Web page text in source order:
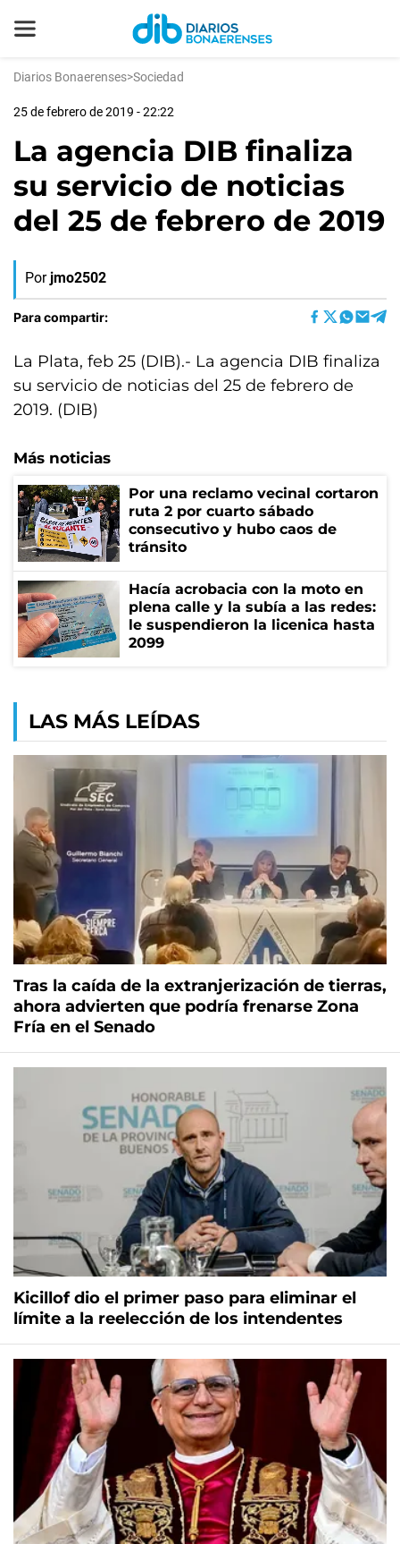
Diarios Bonaerenses>Sociedad
25 de febrero de 2019 - 22:22
La agencia DIB finaliza
su servicio de noticias
del 25 de febrero de 2019
Por jmo2502
Para compartir:
La Plata, feb 25 (DIB).- La agencia DIB finaliza
su servicio de noticias del 25 de febrero de
2019. (DIB)
Más noticias
Por una reclamo vecinal cortaron
ruta 2 por cuarto sábado
consecutivo y hubo caos de
tránsito
Hacía acrobacia con la moto en
plena calle y la subía a las redes:
le suspendieron la licenica hasta
2099
LAS MÁS LEÍDAS
Tras la caída de la extranjerización de tierras,
ahora advierten que podría frenarse Zona
Fría en el Senado
Kicillof dio el primer paso para eliminar el
límite a la reelección de los intendentes